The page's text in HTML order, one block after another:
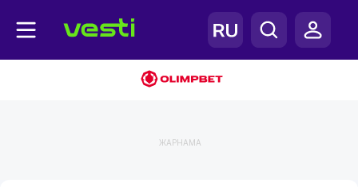
ЖАРНАМА